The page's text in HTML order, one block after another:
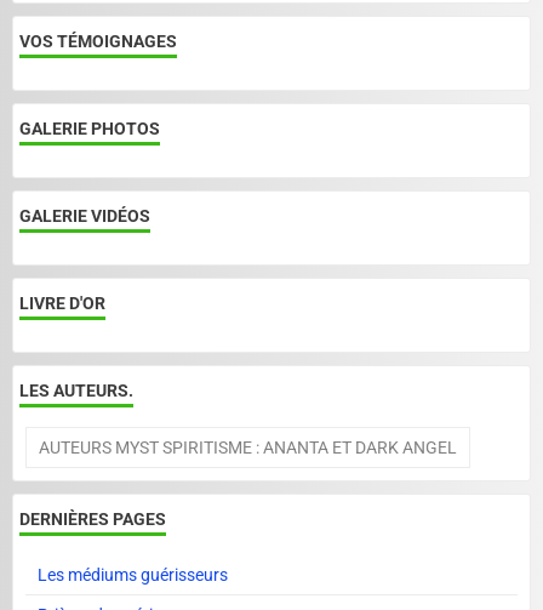
VOS TÉMOIGNAGES
GALERIE PHOTOS
GALERIE VIDÉOS
LIVRE D'OR
LES AUTEURS.
AUTEURS MYST SPIRITISME : ANANTA ET DARK ANGEL
DERNIÈRES PAGES
Les médiums guérisseurs